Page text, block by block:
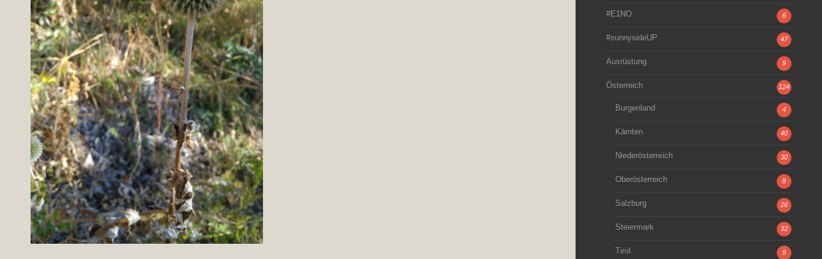
#E1NO 6
#sunnysideUP 47
Ausrüstung 9
Österreich 124
Burgenland 4
Kärnten 40
Niederösterreich 30
Oberösterreich 8
Salzburg 26
Steiermark 32
Tirol 9